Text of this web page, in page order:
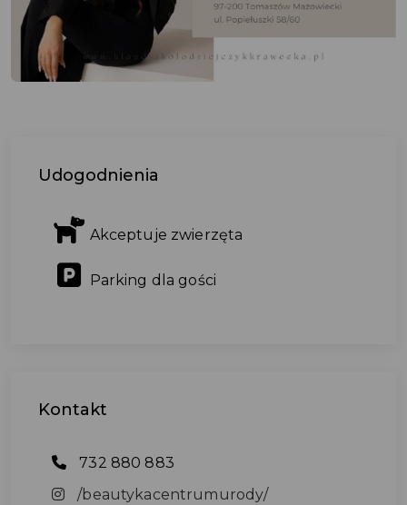
Udogodnienia
Akceptuje zwierzęta
Parking dla gości
Kontakt
732 880 883
/beautykacentrumurody/